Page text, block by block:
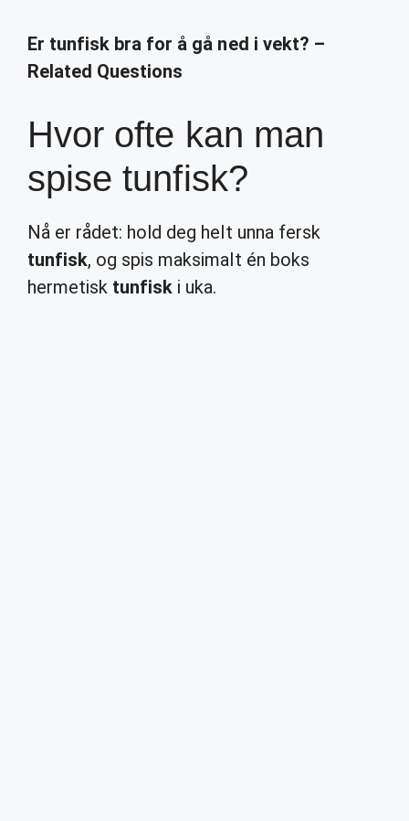
Er tunfisk bra for å gå ned i vekt? –
Related Questions
Hvor ofte kan man
spise tunfisk?
Nå er rådet: hold deg helt unna fersk
tunfisk, og spis maksimalt én boks
hermetisk tunfisk i uka.